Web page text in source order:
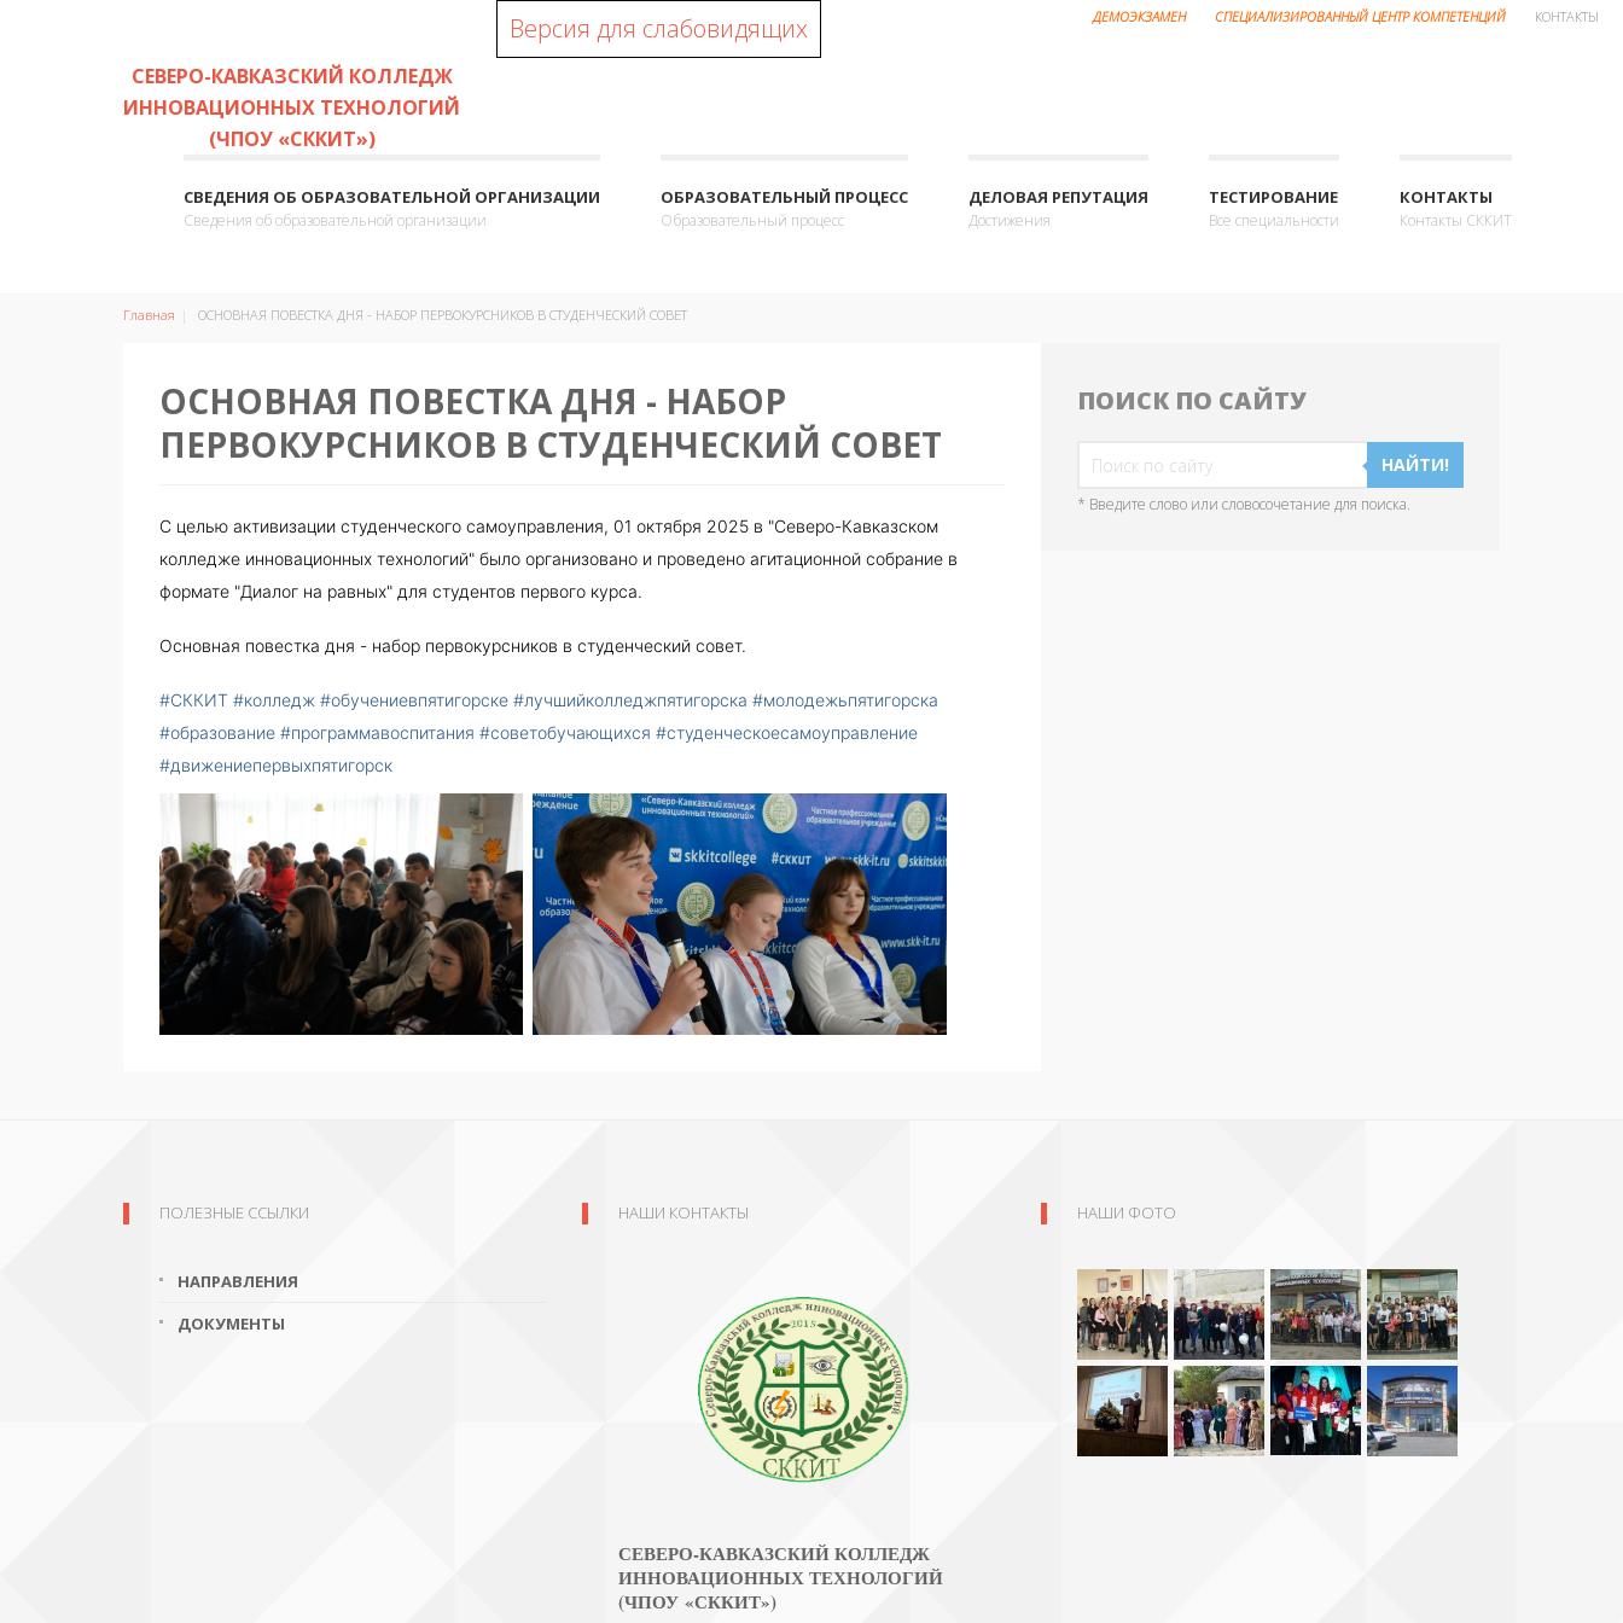
ДЕМОЭКЗАМЕН СПЕЦИАЛИЗИРОВАННЫЙ ЦЕНТР КОМПЕТЕНЦИЙ КОНТАКТЫ
СЕВЕРО-КАВКАЗСКИЙ КОЛЛЕДЖ
ИННОВАЦИОННЫХ ТЕХНОЛОГИЙ
(ЧПОУ «СККИТ»)
Версия для слабовидящих
СВЕДЕНИЯ ОБ ОБРАЗОВАТЕЛЬНОЙ ОРГАНИЗАЦИИ
Сведения об образовательной организации
ОБРАЗОВАТЕЛЬНЫЙ ПРОЦЕСС
Образовательный процесс
ДЕЛОВАЯ РЕПУТАЦИЯ
Достижения
ТЕСТИРОВАНИЕ
Все специальности
КОНТАКТЫ
Контакты СККИТ
Главная ОСНОВНАЯ ПОВЕСТКА ДНЯ - НАБОР ПЕРВОКУРСНИКОВ В СТУДЕНЧЕСКИЙ СОВЕТ
ОСНОВНАЯ ПОВЕСТКА ДНЯ - НАБОР
ПЕРВОКУРСНИКОВ В СТУДЕНЧЕСКИЙ СОВЕТ
С целью активизации студенческого самоуправления, 01 октября 2025 в "Северо-Кавказском
колледже инновационных технологий" было организовано и проведено агитационной собрание в
формате "Диалог на равных" для студентов первого курса.
Основная повестка дня - набор первокурсников в студенческий совет.
#СККИТ #колледж #обучениевпятигорске #лучшийколледжпятигорска #молодежьпятигорска
#образование #программавоспитания #советобучающихся #студенческоесамоуправление
#движениепервыхпятигорск
ПОИСК ПО САЙТУ
НАЙТИ!
* Введите слово или словосочетание для поиска.
ПОЛЕЗНЫЕ ССЫЛКИ
НАПРАВЛЕНИЯ
ДОКУМЕНТЫ
НАШИ КОНТАКТЫ
СЕВЕРО-КАВКАЗСКИЙ КОЛЛЕДЖ
ИННОВАЦИОННЫХ ТЕХНОЛОГИЙ
(ЧПОУ «СККИТ»)
НАШИ ФОТО